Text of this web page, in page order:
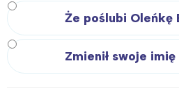
Że poślubi Oleńkę
Zmienił swoje
Warszawa
Łódź
Trójmiasto
Poznań